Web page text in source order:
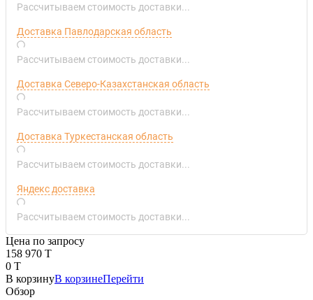
Рассчитываем стоимость доставки...
Доставка Павлодарская область
Рассчитываем стоимость доставки...
Доставка Северо-Казахстанская область
Рассчитываем стоимость доставки...
Доставка Туркестанская область
Рассчитываем стоимость доставки...
Яндекс доставка
Рассчитываем стоимость доставки...
Цена по запросу
158 970 T
0 T
В корзинуВ корзинеПерейти
Обзор